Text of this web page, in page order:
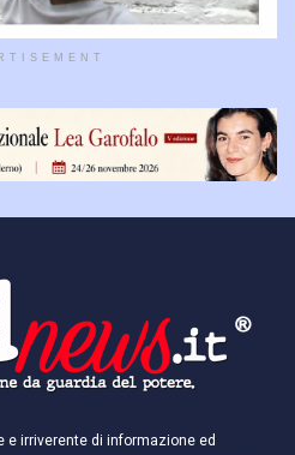
irriverente di informazione ed